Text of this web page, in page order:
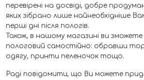
перевірені на досвіді, добре
яких зібрано лише найнеобхідніше
перші дні після пологів.
Також, в нашому магазині ви зможете
пологовий самостійно: обравши
одягу, принти пеленочок тощо.
Раді повідомити, що Ви можете